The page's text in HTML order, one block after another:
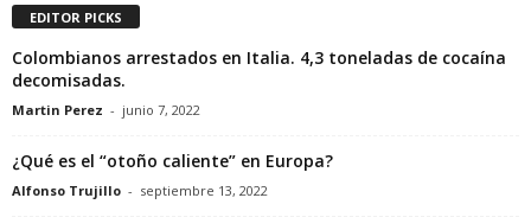
EDITOR PICKS
Colombianos arrestados en Italia. 4,3 toneladas de cocaína
decomisadas.
Martin Perez - junio 7, 2022
¿Qué es el “otoño caliente” en Europa?
Alfonso Trujillo - septiembre 13, 2022